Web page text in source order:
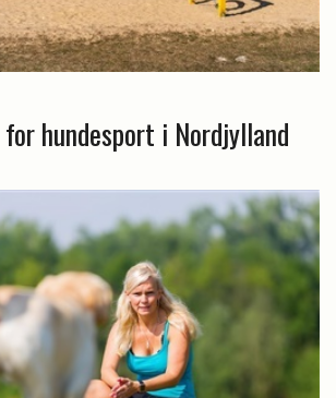
hundesport i Nordjylland